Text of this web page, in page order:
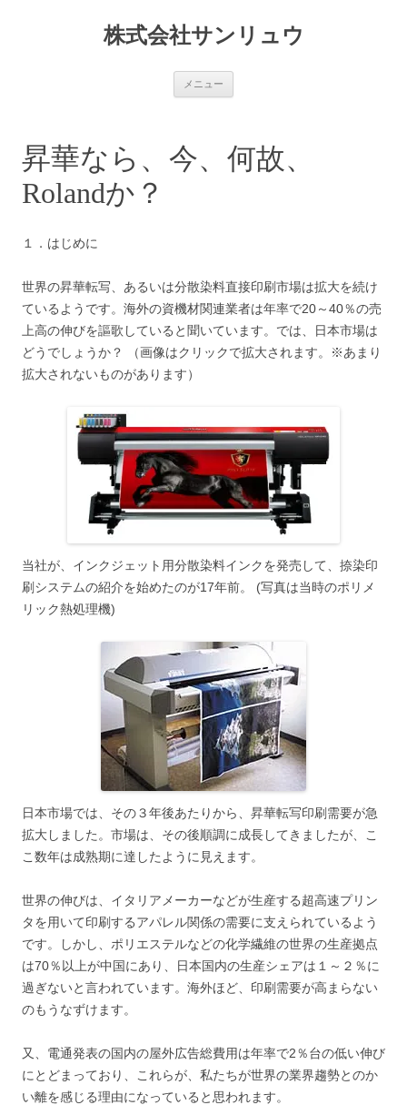
株式会社サンリュウ
メニュー
昇華なら、今、何故、
Rolandか？
１．はじめに
世界の昇華転写、あるいは分散染料直接印刷市場は拡大を続け
ているようです。海外の資機材関連業者は年率で20～40％の売
上高の伸びを謳歌していると聞いています。では、日本市場は
どうでしょうか？ （画像はクリックで拡大されます。※あまり
拡大されないものがあります）
当社が、インクジェット用分散染料インクを発売して、捺染印
刷システムの紹介を始めたのが17年前。 (写真は当時のポリメ
リック熱処理機)
日本市場では、その３年後あたりから、昇華転写印刷需要が急
拡大しました。市場は、その後順調に成長してきましたが、こ
こ数年は成熟期に達したように見えます。
世界の伸びは、イタリアメーカーなどが生産する超高速プリン
タを用いて印刷するアパレル関係の需要に支えられているよう
です。しかし、ポリエステルなどの化学繊維の世界の生産拠点
は70％以上が中国にあり、日本国内の生産シェアは１～２％に
過ぎないと言われています。海外ほど、印刷需要が高まらない
のもうなずけます。
又、電通発表の国内の屋外広告総費用は年率で2％台の低い伸び
にとどまっており、これらが、私たちが世界の業界趨勢とのか
い離を感じる理由になっていると思われます。